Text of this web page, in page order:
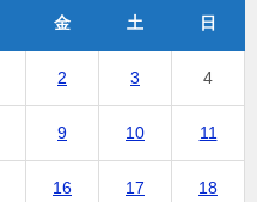
金 土 日
2 3 4
9 10 11
16 17 18